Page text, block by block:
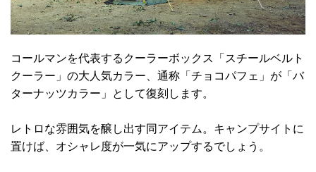
コールマンを代表するクーラーボックス「スチールベルト
クーラー」の大人気カラー、通称「チョコパフェ」が「バ
ターナッツカラー」として復刻します。
レトロな雰囲気を醸し出す同アイテム。キャンプサイトに
置けば、オシャレ度が一気にアップするでしょう。